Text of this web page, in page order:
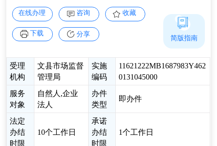
在线办理 咨询 收藏
下载 分享
受理
机构
文县市场监督
管理局
实施
编码
11621222MB1687983Y462
0131045000
服务
对象
自然人,企业
法人
办件
类型
即办件
法定
办结
时限
10个工作日
承诺
办结
时限
1个工作日
简版指南